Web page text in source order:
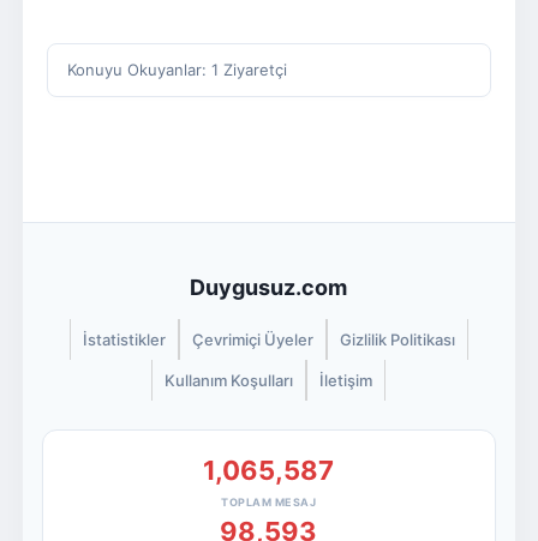
Konuyu Okuyanlar: 1 Ziyaretçi
Duygusuz.com
İstatistikler Çevrimiçi Üyeler Gizlilik Politikası
Kullanım Koşulları İletişim
1,065,587
TOPLAM MESAJ
98,593